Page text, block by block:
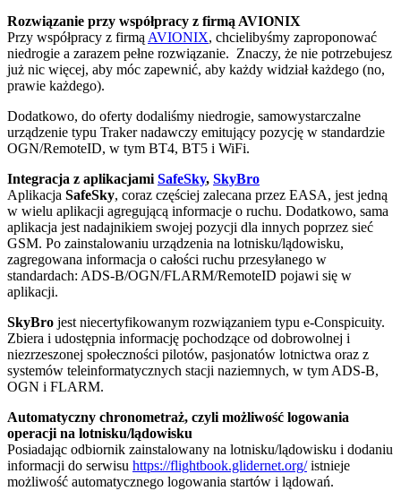
Rozwiązanie przy współpracy z firmą AVIONIX
Przy współpracy z firmą AVIONIX, chcielibyśmy zaproponować
niedrogie a zarazem pełne rozwiązanie. Znaczy, że nie potrzebujesz
już nic więcej, aby móc zapewnić, aby każdy widział każdego (no,
prawie każdego).
Dodatkowo, do oferty dodaliśmy niedrogie, samowystarczalne
urządzenie typu Traker nadawczy emitujący pozycję w standardzie
OGN/RemoteID, w tym BT4, BT5 i WiFi.
Integracja z aplikacjami SafeSky, SkyBro
Aplikacja SafeSky, coraz częściej zalecana przez EASA, jest jedną
w wielu aplikacji agregującą informacje o ruchu. Dodatkowo, sama
aplikacja jest nadajnikiem swojej pozycji dla innych poprzez sieć
GSM. Po zainstalowaniu urządzenia na lotnisku/lądowisku,
zagregowana informacja o całości ruchu przesyłanego w
standardach: ADS-B/OGN/FLARM/RemoteID pojawi się w
aplikacji.
SkyBro jest niecertyfikowanym rozwiązaniem typu e-Conspicuity.
Zbiera i udostępnia informację pochodzące od dobrowolnej i
niezrzeszonej społeczności pilotów, pasjonatów lotnictwa oraz z
systemów teleinformatycznych stacji naziemnych, w tym ADS-B,
OGN i FLARM.
Automatyczny chronometraż, czyli możliwość logowania
operacji na lotnisku/lądowisku
Posiadając odbiornik zainstalowany na lotnisku/lądowisku i dodaniu
informacji do serwisu https://flightbook.glidernet.org/istnieje
możliwość automatycznego logowania startów i lądowań.